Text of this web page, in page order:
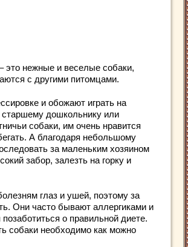
это нежные и веселые собаки,
с другими питомцами.
и обожают играть на
старшему дошкольнику или
собаки, им очень нравится
А благодаря небольшому
за маленьким хозяином
забор, залезть на горку и
глаз и ушей, поэтому за
Они часто бывают аллергиками и
о правильной диете.
собаки необходимо как можно